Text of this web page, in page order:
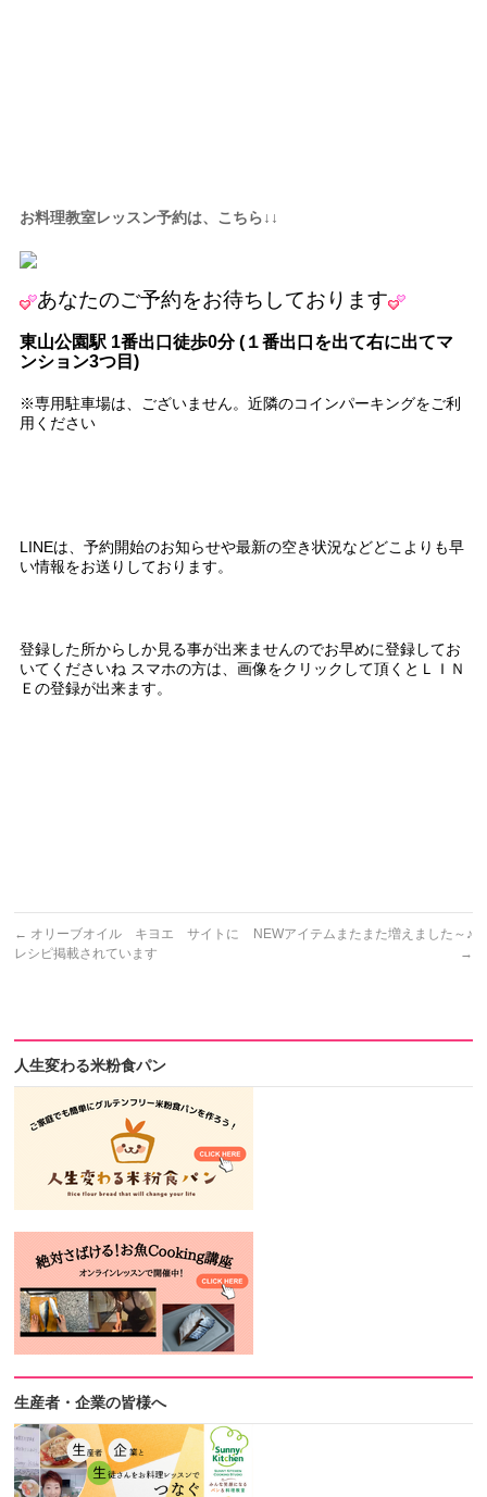
お料理教室レッスン予約は、こちら↓↓
あなたのご予約をお待ちしております
東山公園駅 1番出口徒歩0分 ( １番出口を出て右に出てマ
ンション3つ目)
※専用駐車場は、ございません。近隣のコインパーキングをご利
用ください
LINEは、予約開始のお知らせや最新の空き状況などどこよりも早
い情報をお送りしております。
登録した所からしか見る事が出来ませんのでお早めに登録してお
いてくださいね スマホの方は、画像をクリックして頂くとＬＩＮ
Ｅの登録が出来ます。
← オリーブオイル キヨエ サイトに
レシピ掲載されています
NEWアイテムまたまた増えました～♪
→
人生変わる米粉食パン
生産者・企業の皆様へ